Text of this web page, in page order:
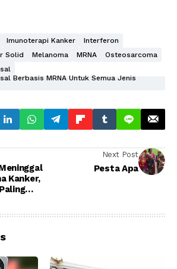
Imunoterapi Kanker
Interferon
Solid Melanoma MRNA
Osteosarcoma
Berbasis MRNA Untuk Semua Jenis
Kanker,
Next Post
Pesta Apa